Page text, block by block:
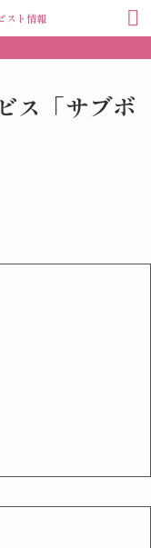
スト情報
ス「サブボ